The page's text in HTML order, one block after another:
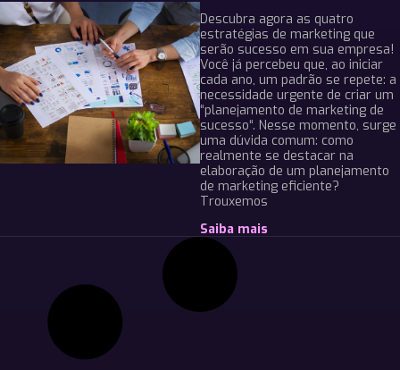
Descubra agora as quatro
estratégias de marketing que
serão sucesso em sua empresa!
Você já percebeu que, ao iniciar
cada ano, um padrão se repete: a
necessidade urgente de criar um
“planejamento de marketing de
sucesso“. Nesse momento, surge
uma dúvida comum: como
realmente se destacar na
elaboração de um planejamento
de marketing eficiente?
Trouxemos
Saiba mais